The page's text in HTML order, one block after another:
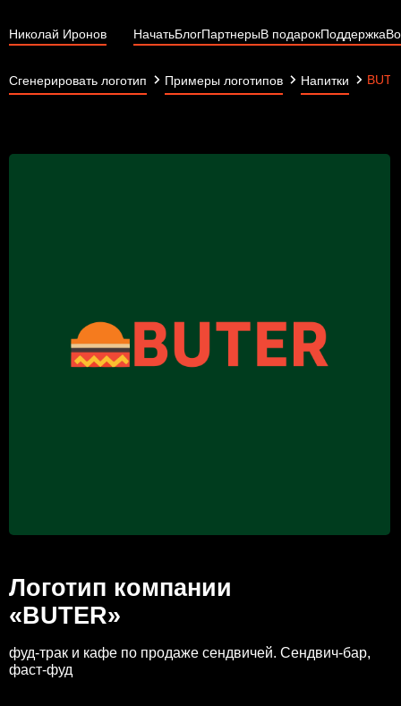
Николай Иронов НачатьБлогПартнерыВ подарокПоддержка
Сгенерировать логотип Примеры логотипов Напитки
Логотип компании
«BUTER»
фуд-трак и кафе по продаже сендвичей. Сендвич-бар,
фаст-фуд